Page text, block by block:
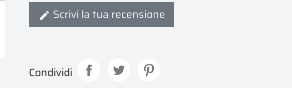
Scrivi la tua recensione
Condividi